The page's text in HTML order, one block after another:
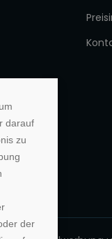
darauf
zu
der